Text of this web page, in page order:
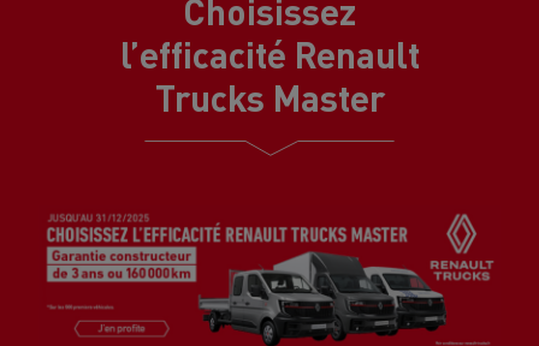
Choisissez
l’efficacité Renault
Trucks Master